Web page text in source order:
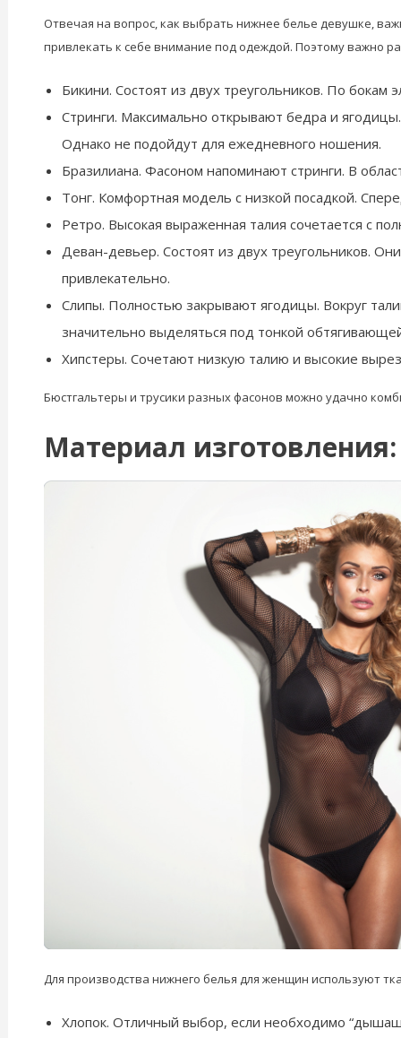
Отвечая на вопрос, как выбрать нижнее белье девушке,
привлекать к себе внимание под одеждой. Поэтому важно
Бикини. Состоят из двух треугольников. По
Стринги. Максимально открывают бедра и
Однако не подойдут для ежедневного ношения.
Бразилиана. Фасоном напоминают стринги. В
Тонг. Комфортная модель с низкой посадкой.
Ретро. Высокая выраженная талия сочетается с
Деван-девьер. Состоят из двух треугольников.
привлекательно.
Слипы. Полностью закрывают ягодицы. Вокруг
значительно выделяться под тонкой
Хипстеры. Сочетают низкую талию и высокие
Бюстгальтеры и трусики разных фасонов можно удачно
Материал
Для производства нижнего белья для женщин используют
Хлопок. Отличный выбор, если необходимо